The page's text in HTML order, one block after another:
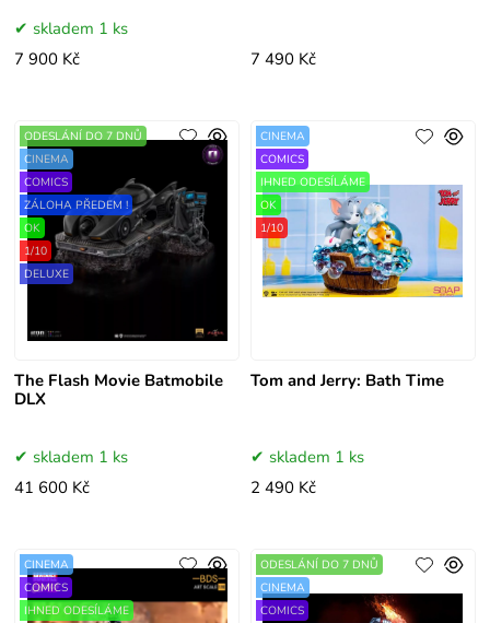
skladem 1 ks
7 900 Kč
7 490 Kč
The Flash Movie Batmobile
DLX
ODESLÁNÍ DO 7 DNŮ
CINEMA
COMICS
ZÁLOHA PŘEDEM !
OK
1/10
DELUXE
skladem 1 ks
41 600 Kč
Tom and Jerry: Bath Time
CINEMA
COMICS
IHNED ODESÍLÁME
OK
1/10
skladem 1 ks
2 490 Kč
CINEMA
COMICS
IHNED ODESÍLÁME
ODESLÁNÍ DO 7 DNŮ
CINEMA
COMICS